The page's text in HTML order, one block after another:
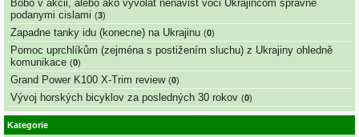
Bobo v akcii, alebo ako vyvolat nenavist voci Ukrajincom spravne
podanymi cislami (3)
Zapadne tanky idu (konecne) na Ukrajinu (0)
Pomoc uprchlíkům (zejména s postižením sluchu) z Ukrajiny ohledně
komunikace (0)
Grand Power K100 X-Trim review (0)
Vývoj horských bicyklov za posledných 30 rokov (0)
Kategorie